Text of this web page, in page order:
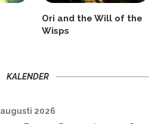
Ori and the Will of the
Wisps
KALENDER
augusti 2026